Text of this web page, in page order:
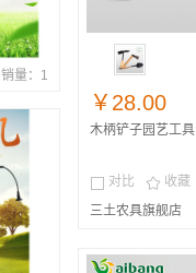
销量：1
￥28.00
木柄铲子园艺工具
对比  收藏
三土农具旗舰店